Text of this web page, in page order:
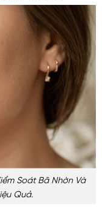
Soát Bã Nhờn Và
Quả.